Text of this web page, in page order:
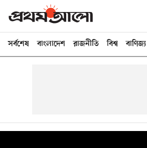
সর্বশেষ বাংলাদেশ রাজনীতি বিশ্ব বাণিজ্য